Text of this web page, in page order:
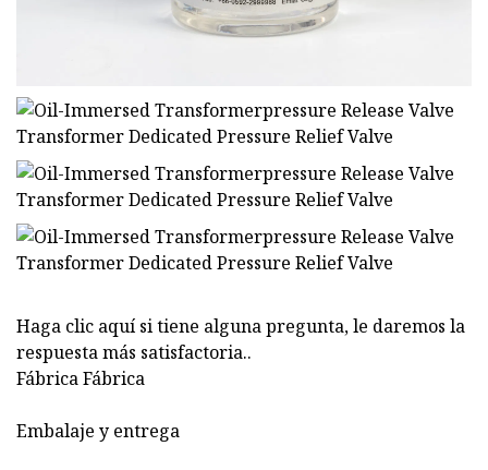
Haga clic aquí si tiene alguna pregunta, le daremos la
respuesta más satisfactoria..
Fábrica Fábrica
Embalaje y entrega